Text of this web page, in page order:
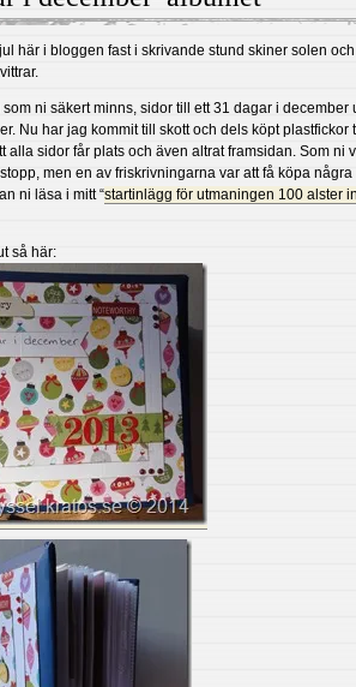
här i bloggen fast i skrivande stund skiner solen och
ni säkert minns, sidor till ett 31 dagar i december
Nu har jag kommit till skott och dels köpt plastfickor
alla sidor får plats och även altrat framsidan. Som ni
men en av friskrivningarna var att få köpa några
ni läsa i mitt “startinlägg för utmaningen 100 alster
så här: